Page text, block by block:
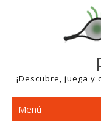
¡Descubre, juega
Menú